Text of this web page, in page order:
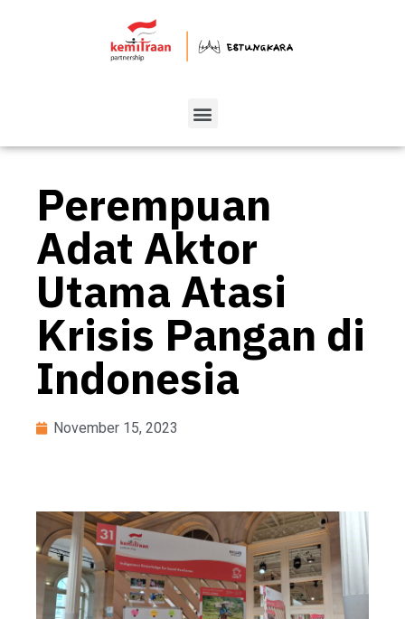
Perempuan
Adat Aktor
Utama Atasi
Krisis Pangan di
Indonesia
November 15, 2023